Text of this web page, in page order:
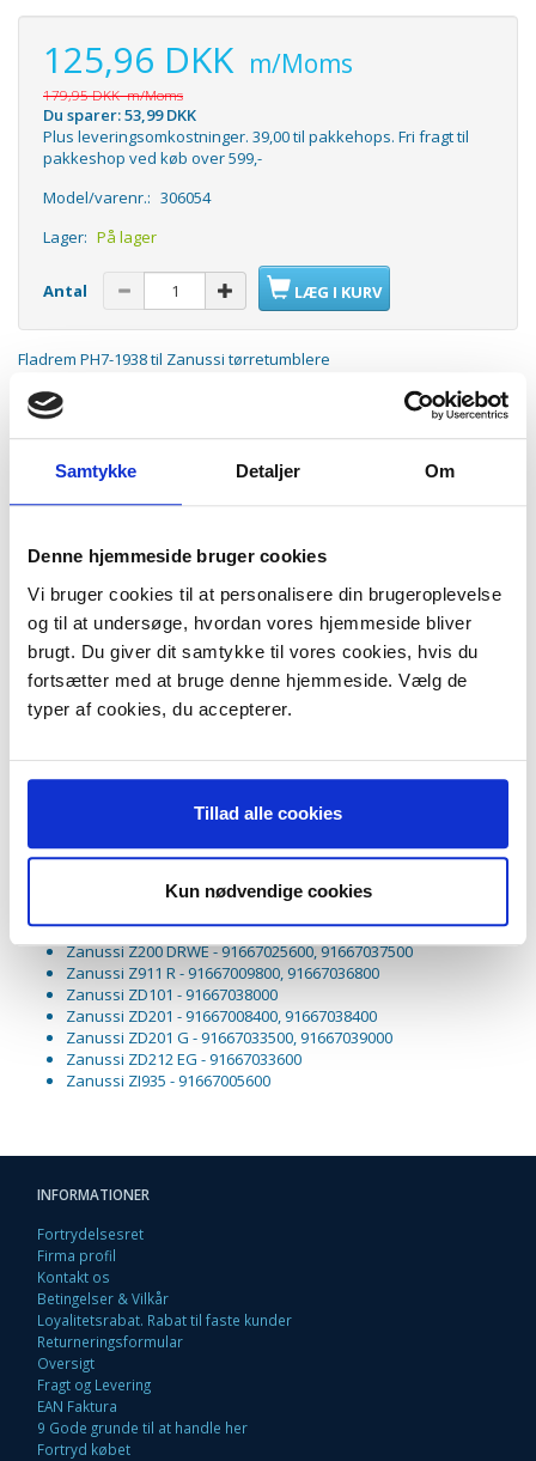
Samtykke Detaljer Om
Denne hjemmeside bruger cookies
Vi bruger cookies til at personalisere din brugeroplevelse
og til at undersøge, hvordan vores hjemmeside bliver
brugt. Du giver dit samtykke til vores cookies, hvis du
fortsætter med at bruge denne hjemmeside. Vælg de
typer af cookies, du accepterer.
Tillad alle cookies
Kun nødvendige cookies
125,96 DKK m/Moms
179,95 DKKm/Moms
Du sparer:53,99 DKK
Plus leveringsomkostninger. 39,00 til pakkehops. Fri fragt til
pakkeshop ved køb over 599,-
Model/varenr.: 306054
Lager: På lager
Antal LÆG I KURV
Fladrem PH7-1938 til Zanussi tørretumblere
Remprofil: H
Omkreds: 1938mm
Elastisk: Nej
Passer til:
Zanussi F812 - 91667038800
Zanussi Kingmatic R - 91667038900
Zanussi SL551 - 91667036600
Zanussi TD101 A - 91667032700
Zanussi TD201 A - 91667032800
Zanussi TE301 A - 91667032900
Zanussi Z77.11 G - 91667032000
Zanussi Z77.21 G - 91667032200, 91667036300
Zanussi Z77.91 G - 91667032300, 91667036400
Zanussi Z100 DR - 91667036900, 91667037100
Zanussi Z100 DRP - 91667031400, 91667037200
Zanussi Z100 DWR - 91667010300, 91667037300
Zanussi Z101 G - 91667033300, 91667038100
Zanussi Z121 G - 91667033400, 91667038200
Zanussi Z200 DRPE - 91667031600, 91667037700
Zanussi Z200 DRWE - 91667025600, 91667037500
Zanussi Z911 R - 91667009800, 91667036800
Zanussi ZD101 - 91667038000
Zanussi ZD201 - 91667008400, 91667038400
Zanussi ZD201 G - 91667033500, 91667039000
Zanussi ZD212 EG - 91667033600
Zanussi ZI935 - 91667005600
INFORMATIONER
Fortrydelsesret
Firma profil
Kontakt os
Betingelser & Vilkår
Loyalitetsrabat. Rabat til faste kunder
Returneringsformular
Oversigt
Fragt og Levering
EAN Faktura
9 Gode grunde til at handle her
Fortryd købet